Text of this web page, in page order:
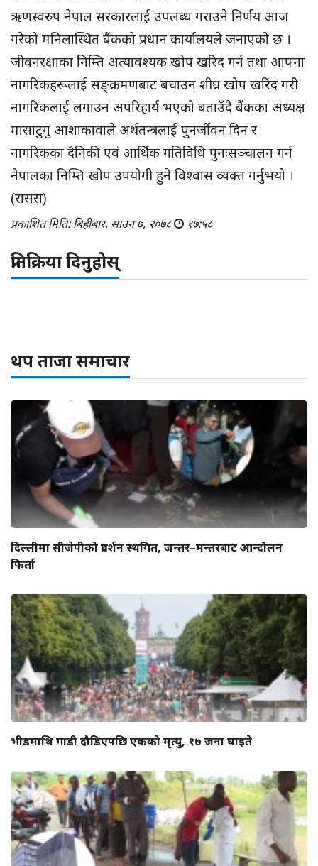
ऋणस्वरुप नेपाल सरकारलाई उपलब्ध गराउने निर्णय आज
गरेको मनिलास्थित बैंकको प्रधान कार्यालयले जनाएको छ ।
जीवनरक्षाका निम्ति अत्यावश्यक खोप खरिद गर्न तथा आफ्ना
नागरिकहरूलाई सङ्क्रमणबाट बचाउन शीघ्र खोप खरिद गरी
नागरिकलाई लगाउन अपरिहार्य भएको बताउँदै बैंकका अध्यक्ष
मासाटुगु आशाकावाले अर्थतन्त्रलाई पुनर्जीवन दिन र
नागरिकका दैनिकी एवं आर्थिक गतिविधि पुनःसञ्चालन गर्न
नेपालका निम्ति खोप उपयोगी हुने विश्वास व्यक्त गर्नुभयो ।
(रासस)
प्रकाशित मिति: बिहीबार, साउन ७, २०७८ १७:५८
प्रतिक्रिया दिनुहोस्
थप ताजा समाचार
दिल्लीमा सीजेपीको प्रदर्शन स्थगित, जन्तर–मन्तरबाट आन्दोलन
फिर्ता
भीडमाथि गाडी दौडिएपछि एकको मृत्यु, १७ जना घाइते